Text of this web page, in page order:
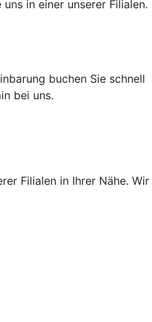
in einer unserer Filialen.
buchen Sie schnell
bei uns.
Filialen in Ihrer Nähe. Wir